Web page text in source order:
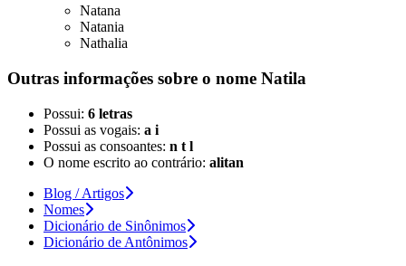
Natana
Natania
Nathalia
Outras informações sobre o nome Natila
Possui: 6 letras
Possui as vogais: a i
Possui as consoantes: n t l
O nome escrito ao contrário: alitan
Blog / Artigos
Nomes
Dicionário de Sinônimos
Dicionário de Antônimos